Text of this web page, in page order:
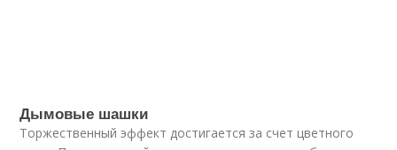
Дымовые шашки
Торжественный эффект достигается за счет цветного